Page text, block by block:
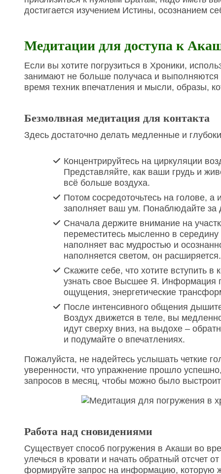
достигается изучением Истины, осознанием
Медитации для доступа к
Если вы хотите погрузиться в Хроники,
занимают не больше получаса и
время техник впечатления и мысли, образы,
Безмолвная медитация для контакта
Здесь достаточно делать медленные и
Концентрируйтесь на циркуляции
Представляйте, как ваши грудь и
всё больше воздуха.
Потом сосредоточьтесь на голове,
заполняет ваш ум. Понаблюдайте за
Сначала держите внимание на
переместитесь мысленно в
наполняет вас мудростью и
наполняется светом, он расширяется.
Скажите себе, что хотите вступить
узнать свое Высшее Я. Информация
ощущения, энергетические
После интенсивного общения
Воздух движется в теле, вы
идут сверху вниз, на выдохе –
и подумайте о впечатлениях.
Пожалуйста, не надейтесь услышать четкие
уверенности, что упражнение прошло
запросов в месяц, чтобы можно было
Работа над сновидениями
Существует способ погружения в Акаши во
улечься в кровати и начать обратный отсчет
формируйте запрос на информацию, которую